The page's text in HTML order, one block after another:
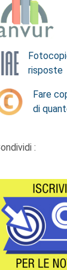
risposte
Fare
di
: